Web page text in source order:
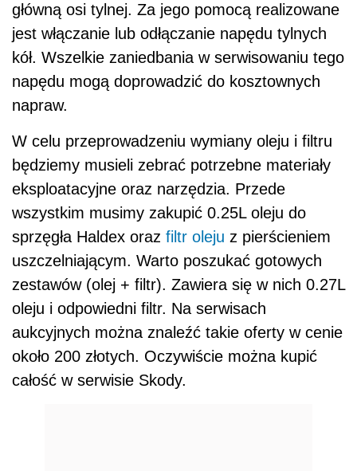
główną osi tylnej. Za jego pomocą realizowane
jest włączanie lub odłączanie napędu tylnych
kół. Wszelkie zaniedbania w serwisowaniu tego
napędu mogą doprowadzić do kosztownych
napraw.
W celu przeprowadzeniu wymiany oleju i filtru
będziemy musieli zebrać potrzebne materiały
eksploatacyjne oraz narzędzia. Przede
wszystkim musimy zakupić 0.25L oleju do
sprzęgła Haldex oraz filtr oleju z pierścieniem
uszczelniającym. Warto poszukać gotowych
zestawów (olej + filtr). Zawiera się w nich 0.27L
oleju i odpowiedni filtr. Na serwisach
aukcyjnych można znaleźć takie oferty w cenie
około 200 złotych. Oczywiście można kupić
całość w serwisie Skody.